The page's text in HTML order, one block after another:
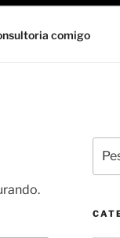
comigo
por: